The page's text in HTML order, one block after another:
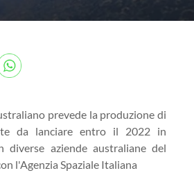
prevede la produzione di
da lanciare entro il 2022 in
diverse aziende australiane del
l'Agenzia Spaziale Italiana